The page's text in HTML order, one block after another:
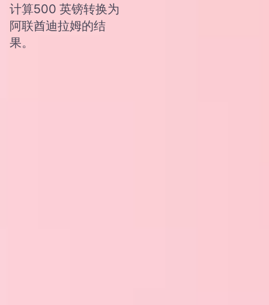
计算500 英镑转换为
阿联酋迪拉姆的结
果。